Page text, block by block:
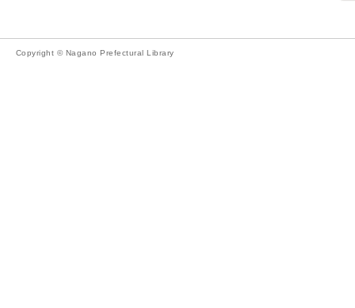
Copyright © Nagano Prefectural Library